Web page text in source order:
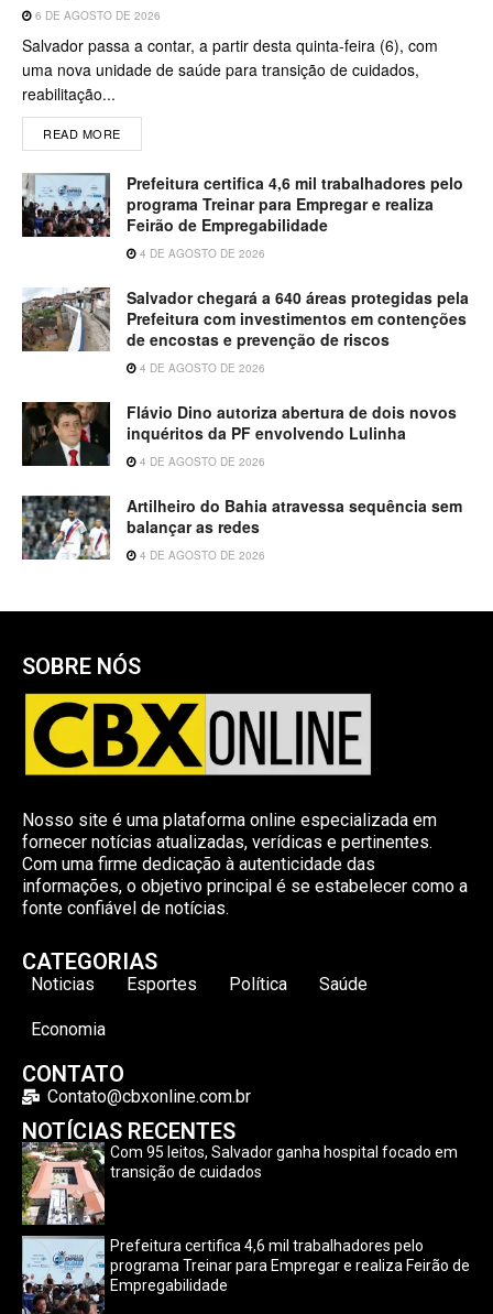
6 DE AGOSTO DE 2026
Salvador passa a contar, a partir desta quinta-feira (6), com
uma nova unidade de saúde para transição de cuidados,
reabilitação...
READ MORE
Prefeitura certifica 4,6 mil trabalhadores pelo
programa Treinar para Empregar e realiza
Feirão de Empregabilidade
4 DE AGOSTO DE 2026
Salvador chegará a 640 áreas protegidas pela
Prefeitura com investimentos em contenções
de encostas e prevenção de riscos
4 DE AGOSTO DE 2026
Flávio Dino autoriza abertura de dois novos
inquéritos da PF envolvendo Lulinha
4 DE AGOSTO DE 2026
Artilheiro do Bahia atravessa sequência sem
balançar as redes
4 DE AGOSTO DE 2026
SOBRE NÓS
Nosso site é uma plataforma online especializada em
fornecer notícias atualizadas, verídicas e pertinentes.
Com uma firme dedicação à autenticidade das
informações, o objetivo principal é se estabelecer como a
fonte confiável de notícias.
CATEGORIAS
Noticias Esportes Política Saúde
Economia
CONTATO
Contato@cbxonline.com.br
NOTÍCIAS RECENTES
Com 95 leitos, Salvador ganha hospital focado em
transição de cuidados
Prefeitura certifica 4,6 mil trabalhadores pelo
programa Treinar para Empregar e realiza Feirão de
Empregabilidade